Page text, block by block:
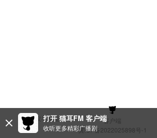
建议与反馈 客户端
冀ICP备2022025898号-1
打开 猫耳FM 客户端
收听更多精彩广播剧